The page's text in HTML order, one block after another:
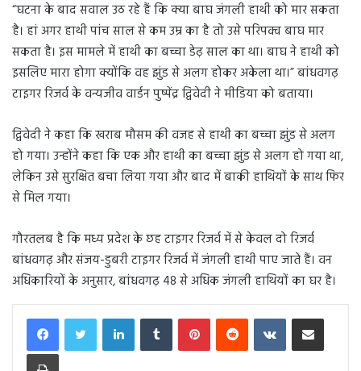
“घटना के बाद सवाल उठ रहे हैं कि क्या बाघ जंगली हाथी को मार सकता
है। हां अगर हाथी पांच साल से कम उम्र का है तो उसे परिपक्व बाघ मार
सकता है। इस मामले में हाथी का बच्चा डेढ़ साल का था। बाघ ने हाथी को
इसलिए मारा होगा क्योंकि वह झुंड से अलग होकर अकेला था।” बांधवगढ़
टाइगर रिजर्व के वन्यजीव वार्डन पुष्पेंद्र द्विवेदी ने मीडिया को बताया।
द्विवेदी ने कहा कि खराब मौसम की वजह से हाथी का बच्चा झुंड से अलग
हो गया। उन्होंने कहा कि एक और हाथी का बच्चा झुंड से अलग हो गया था,
लेकिन उसे सुरक्षित बचा लिया गया और बाद में बाकी हाथियों के साथ फिर
से मिल गया।
गौरतलब है कि मध्य प्रदेश के छह टाइगर रिजर्व में से केवल दो रिजर्व
बांधवगढ़ और संजय-डुबरी टाइगर रिजर्व में जंगली हाथी पाए जाते हैं। वन
अधिकारियों के अनुसार, बांधवगढ़ 48 से अधिक जंगली हाथियों का घर है।
LinkedInTumblr PinterestReddit VKontakteShare via Email
Print